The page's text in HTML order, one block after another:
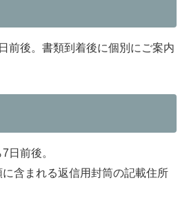
前後。書類到着後に個別にご案内
日前後。
に含まれる返信用封筒の記載住所